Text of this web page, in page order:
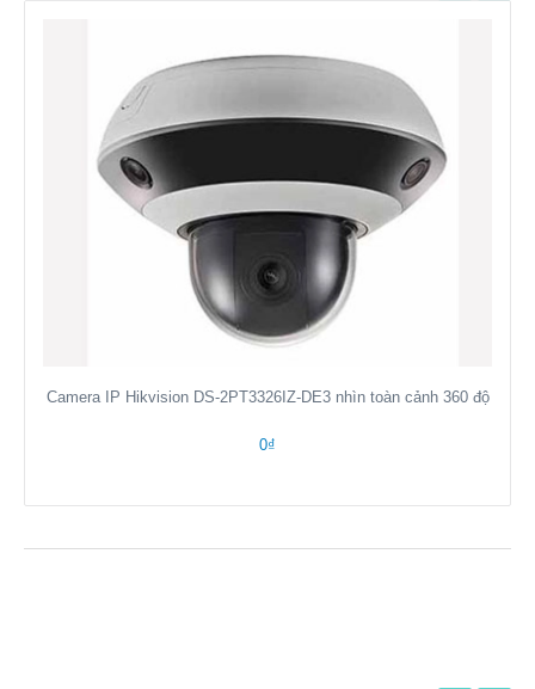
Camera IP Hikvision DS-2PT3326IZ-DE3 nhìn toàn cảnh 360 độ
0₫